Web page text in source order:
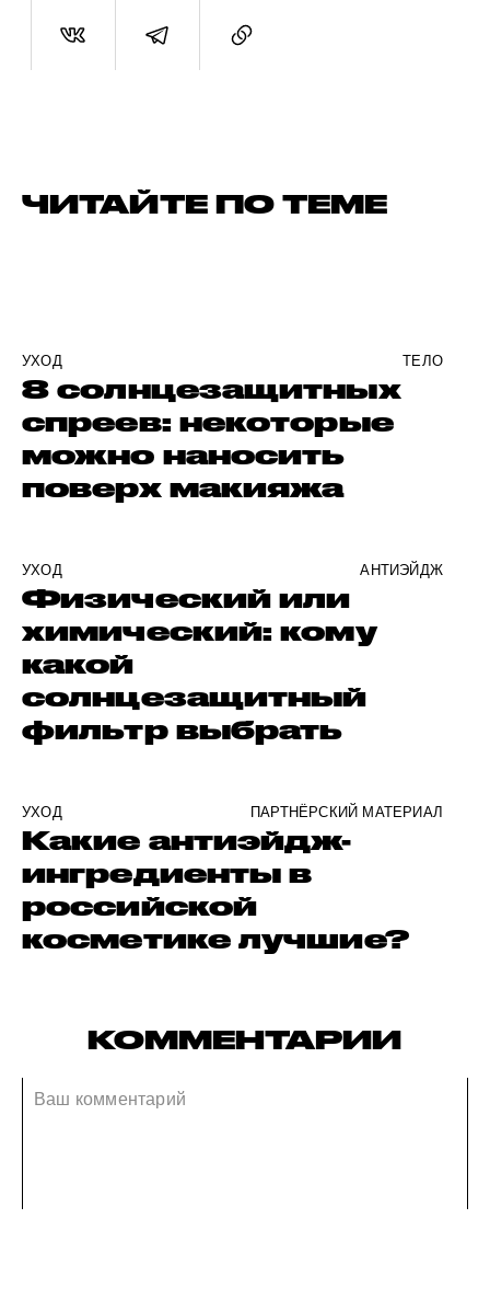
ЧИТАЙТЕ ПО ТЕМЕ
УХОД ТЕЛО
8 солнцезащитных
спреев: некоторые
можно наносить
поверх макияжа
УХОД АНТИЭЙДЖ
Физический или
химический: кому
какой
солнцезащитный
фильтр выбрать
УХОД ПАРТНЁРСКИЙ МАТЕРИАЛ
Какие антиэйдж-
ингредиенты в
российской
косметике лучшие?
КОММЕНТАРИИ